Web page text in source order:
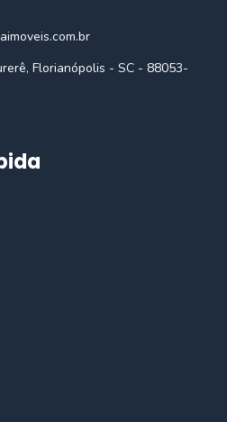
Florianópolis - SC - 88053-